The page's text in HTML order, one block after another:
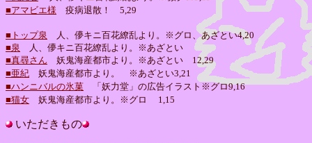
■アマビエ様 疫病退散！ 5,29
■トップ泉 人、儚キニ百花繚乱より。※グロ、あざとい4,20
■泉 人、儚キニ百花繚乱より。※あざとい
■真尋さん 妖鬼海産都市より。※あざとい 12,29
■亜紀 妖鬼海産都市より。 ※あざとい3,21
■ハンニバルの氷菓 「妖力堂」の広告イラスト※グロ9,16
■猫女 妖鬼海産都市より。※グロ 1,15
いただきもの